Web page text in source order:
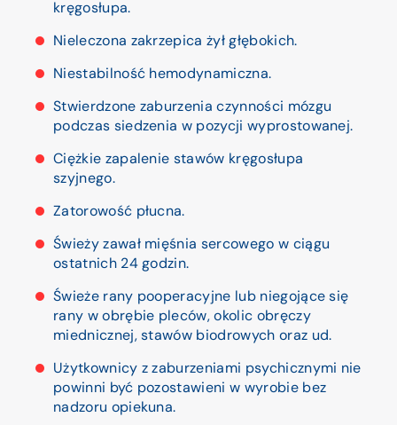
kręgosłupa.
Nieleczona zakrzepica żył głębokich.
Niestabilność hemodynamiczna.
Stwierdzone zaburzenia czynności mózgu
podczas siedzenia w pozycji wyprostowanej.
Ciężkie zapalenie stawów kręgosłupa
szyjnego.
Zatorowość płucna.
Świeży zawał mięśnia sercowego w ciągu
ostatnich 24 godzin.
Świeże rany pooperacyjne lub niegojące się
rany w obrębie pleców, okolic obręczy
miednicznej, stawów biodrowych oraz ud.
Użytkownicy z zaburzeniami psychicznymi nie
powinni być pozostawieni w wyrobie bez
nadzoru opiekuna.